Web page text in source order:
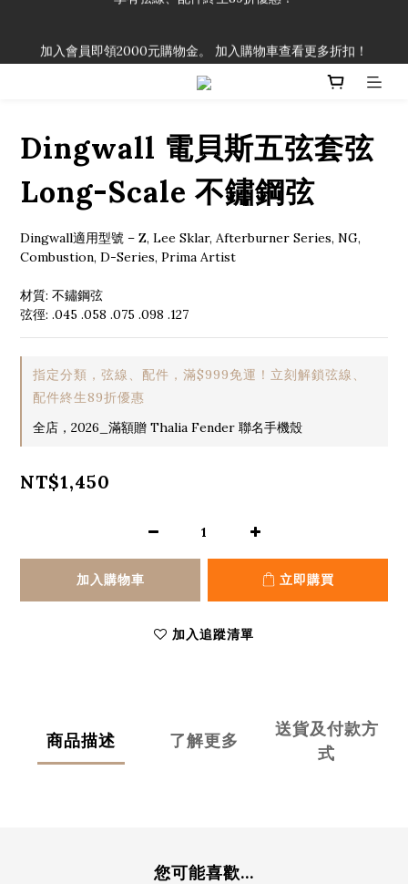
享有弦線、配件終生89折優惠！
「一生弦命！」單筆購買弦線、配件滿$999（不含運費），即可
Dingwall 電貝斯五弦套弦
Long-Scale 不鏽鋼弦
Dingwall適用型號 – Z, Lee Sklar, Afterburner Series, NG,
Combustion, D-Series, Prima Artist
材質: 不鏽鋼弦
弦徑: .045 .058 .075 .098 .127
指定分類，弦線、配件，滿$999免運！立刻解鎖弦線、
配件終生89折優惠
全店，2026_滿額贈 Thalia Fender 聯名手機殼
NT$1,450
加入購物車 立即購買
加入追蹤清單
商品描述 了解更多
送貨及付款方
式
您可能喜歡...